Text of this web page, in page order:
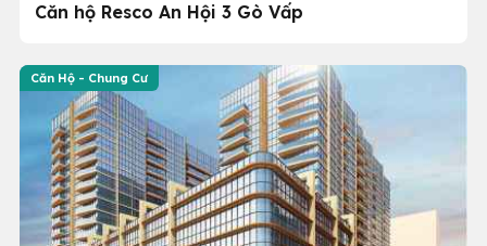
Căn hộ Resco An Hội 3 Gò Vấp
Căn Hộ - Chung Cư